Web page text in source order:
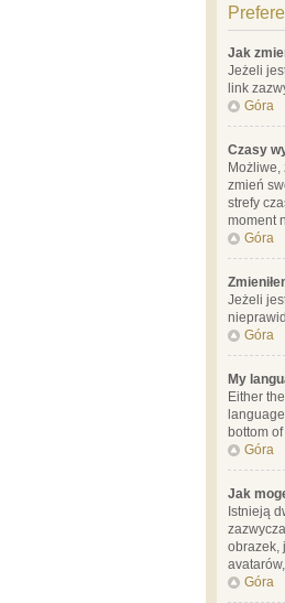
Jak
Jeżeli
link
Góra
Czasy
zmień
strefy
moment
Góra
Jeżeli
Góra
My
Either
bottom
Góra
Jak
Istnieją
obrazek,
Góra